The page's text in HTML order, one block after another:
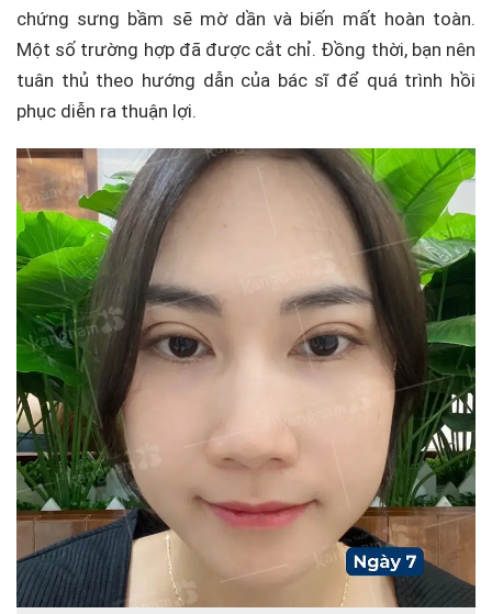
chứng sưng bầm sẽ mờ dần và biến mất hoàn toàn.
Một số trường hợp đã được cắt chỉ. Đồng thời, bạn nên
tuân thủ theo hướng dẫn của bác sĩ để quá trình hồi
phục diễn ra thuận lợi.